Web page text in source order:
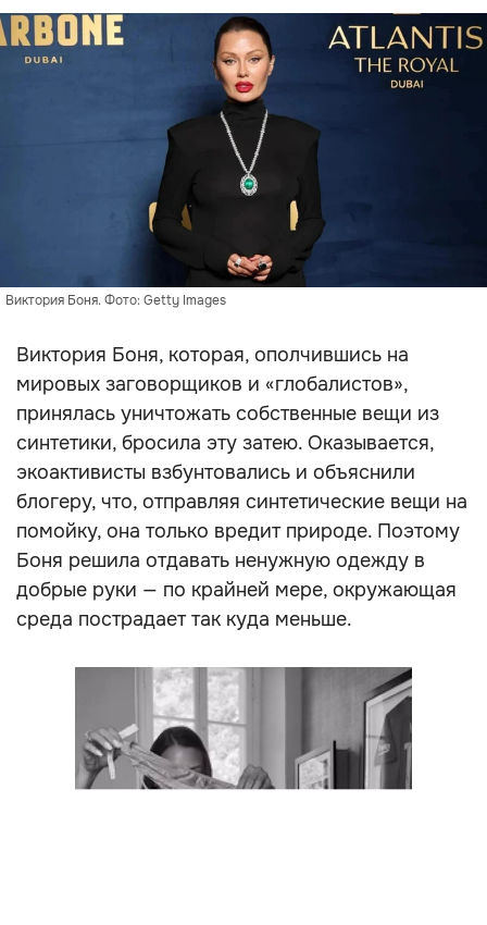
Виктория Боня. Фото: Getty Images
Виктория Боня, которая, ополчившись на
мировых заговорщиков и «глобалистов»,
принялась уничтожать собственные вещи из
синтетики, бросила эту затею. Оказывается,
экоактивисты взбунтовались и объяснили
блогеру, что, отправляя синтетические вещи на
помойку, она только вредит природе. Поэтому
Боня решила отдавать ненужную одежду в
добрые руки — по крайней мере, окружающая
среда пострадает так куда меньше.